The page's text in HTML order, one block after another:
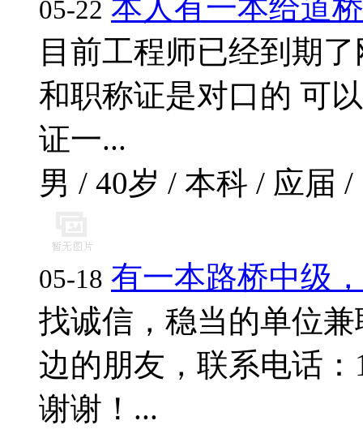
05-22 本人有一本给道
目前工程师已经到期
和职称证是对口的 可
证一...
男 / 40岁 / 本科 / 应届
05-18 有一本路桥中级
找诚信，稳当的单位
边的朋友，联系电话：
谢谢！...